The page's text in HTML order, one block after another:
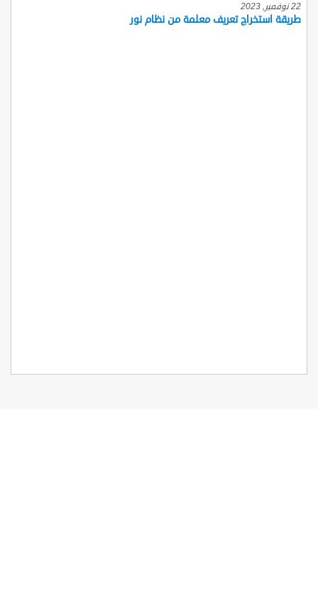
22 نوفمبر, 2023
طريقة استخراج تعريف معلمة من نظام نور